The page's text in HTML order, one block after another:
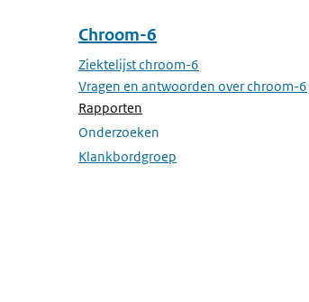
Overslaan menu Chroom-6
Chroom-6
Ziektelijst chroom-6
Vragen en antwoorden over chroom-6
Rapporten
Onderzoeken
Submenu openen
Klankbordgroep